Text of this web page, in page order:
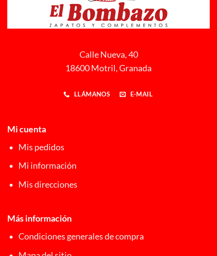
Calle Nueva, 40
18600 Motril, Granada
LLÁMANOS E-MAIL
Mi cuenta
Mis pedidos
Mi información
Mis direcciones
Más información
Condiciones generales de compra